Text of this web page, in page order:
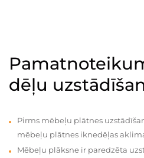
dēļu
Pirms mēbeļu plātnes
mēbeļu plātnes iknedēļas
Mēbeļu plāksne ir paredzēta